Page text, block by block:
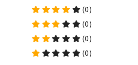
(0)
(0)
(0)
(0)